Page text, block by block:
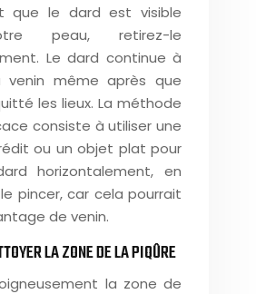
que le dard est visible
peau, retirez-le
Le dard continue à
venin même après que
les lieux. La méthode
consiste à utiliser une
ou un objet plat pour
horizontalement, en
pincer, car cela pourrait
de venin.
LA ZONE DE LA PIQÛRE
la zone de